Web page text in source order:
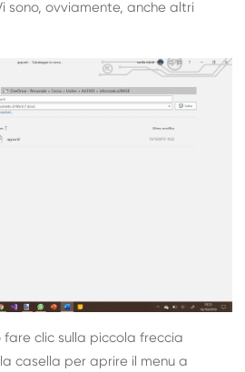
sono, ovviamente, anche altri
clic sulla piccola freccia
casella per aprire il menu a